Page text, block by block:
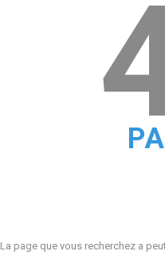
La page que vous recherchez a